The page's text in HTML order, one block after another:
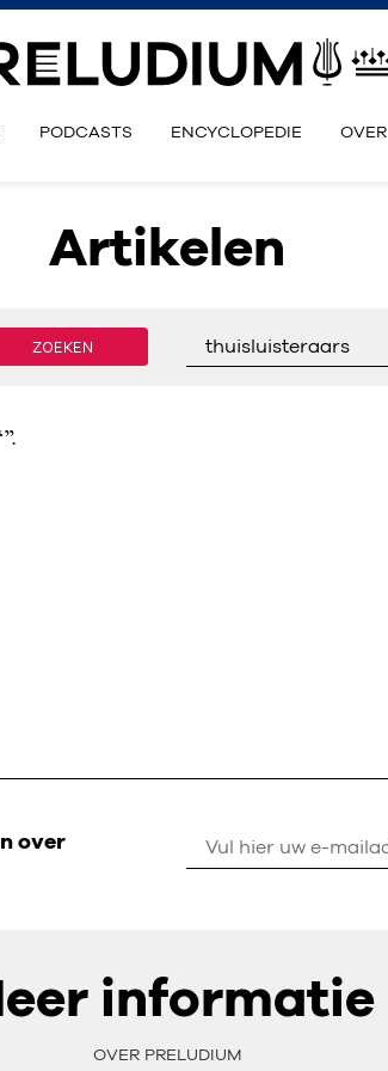
PODCASTS ENCYCLOPEDIE OVER
Artikelen
ZOEKEN thuisluisteraars
over
informatie
OVER PRELUDIUM